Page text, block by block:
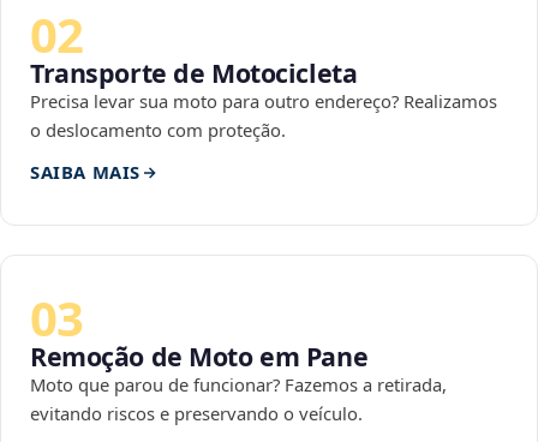
02
Transporte de Motocicleta
Precisa levar sua moto para outro endereço? Realizamos
o deslocamento com proteção.
SAIBA MAIS
03
Remoção de Moto em Pane
Moto que parou de funcionar? Fazemos a retirada,
evitando riscos e preservando o veículo.